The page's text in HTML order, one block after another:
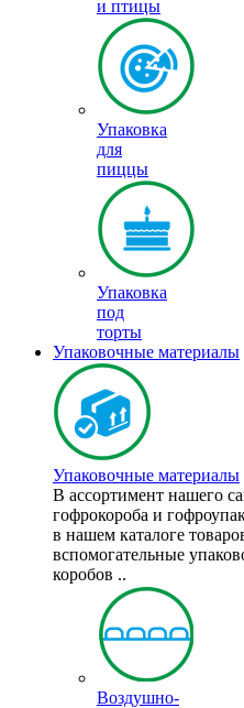
и птицы
Упаковка
для
пиццы
Упаковка
под
торты
Упаковочные материалы
Упаковочные материалы
В ассортимент нашего
гофрокороба и
в нашем каталоге
вспомогательные
коробов ..
Воздушно-